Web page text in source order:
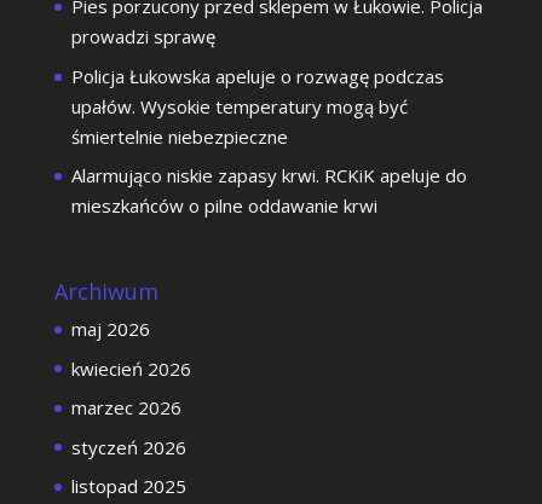
Pies porzucony przed sklepem w Łukowie. Policja
prowadzi sprawę
Policja Łukowska apeluje o rozwagę podczas
upałów. Wysokie temperatury mogą być
śmiertelnie niebezpieczne
Alarmująco niskie zapasy krwi. RCKiK apeluje do
mieszkańców o pilne oddawanie krwi
Archiwum
maj 2026
kwiecień 2026
marzec 2026
styczeń 2026
listopad 2025